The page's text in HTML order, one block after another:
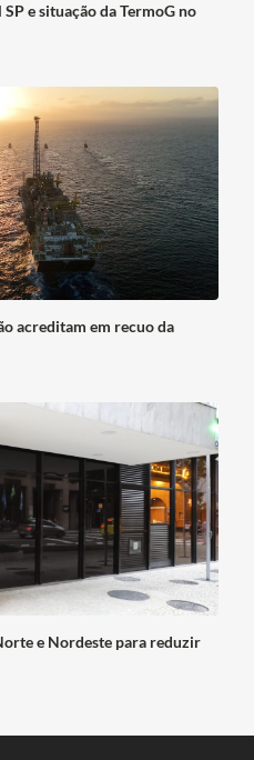
e situação da TermoG no
acreditam em recuo da
e Nordeste para reduzir